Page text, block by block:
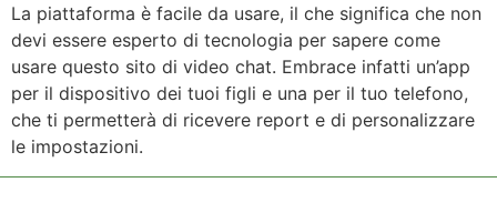
La piattaforma è facile da usare, il che significa che non
devi essere esperto di tecnologia per sapere come
usare questo sito di video chat. Embrace infatti un’app
per il dispositivo dei tuoi figli e una per il tuo telefono,
che ti permetterà di ricevere report e di personalizzare
le impostazioni.